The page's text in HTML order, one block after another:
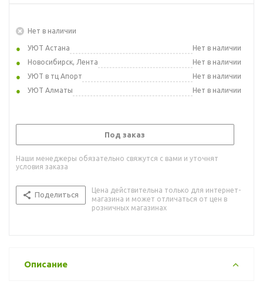
Нет в наличии
УЮТ Астана
Нет в наличии
Новосибирск, Лента
Нет в наличии
УЮТ в тц Апорт
Нет в наличии
УЮТ Алматы
Нет в наличии
Под заказ
Наши менеджеры обязательно свяжутся с вами и уточнят
условия заказа
Поделиться
Цена действительна только для интернет-
магазина и может отличаться от цен в
розничных магазинах
Описание